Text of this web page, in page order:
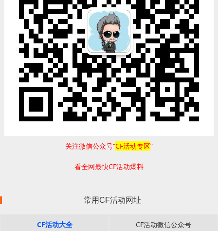
关注微信公众号“CF活动专区”
看全网最快CF活动爆料
常用CF活动网址
CF活动大全 CF活动微信公众号